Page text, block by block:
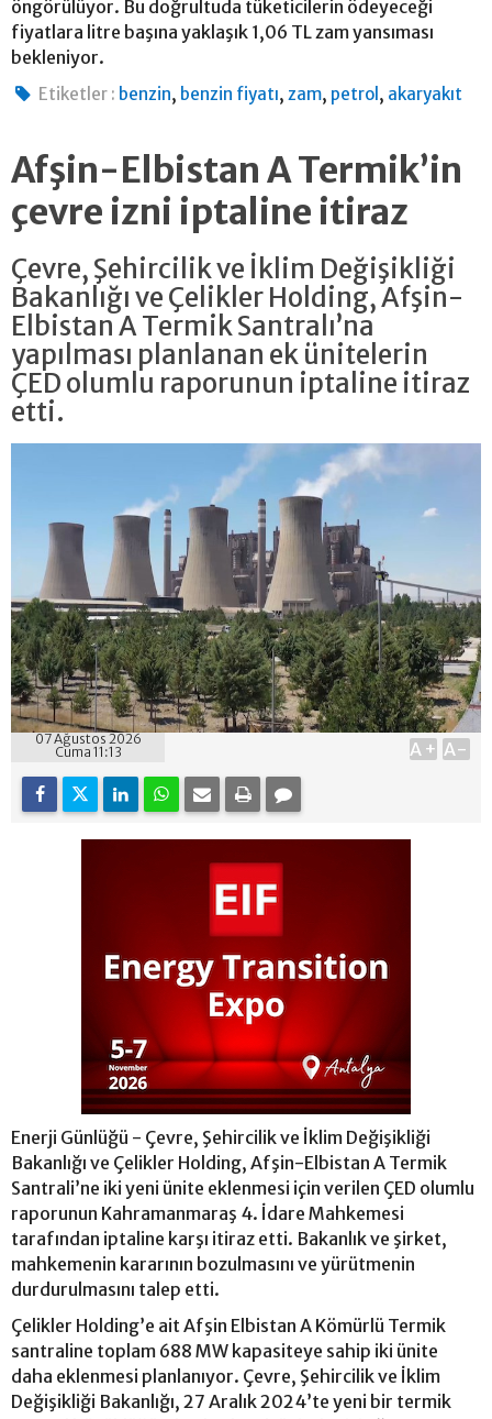
öngörülüyor. Bu doğrultuda tüketicilerin ödeyeceği
fiyatlara litre başına yaklaşık 1,06 TL zam yansıması
bekleniyor.
Etiketler : benzin, benzin fiyatı, zam, petrol , akaryakıt
Afşin-Elbistan A Termik’in
çevre izni iptaline itiraz
Çevre, Şehircilik ve İklim Değişikliği
Bakanlığı ve Çelikler Holding, Afşin-
Elbistan A Termik Santralı’na
yapılması planlanan ek ünitelerin
ÇED olumlu raporunun iptaline itiraz
etti.
07 Ağustos 2026
Cuma 11:13
A+ A-
Enerji Günlüğü - Çevre, Şehircilik ve İklim Değişikliği
Bakanlığı ve Çelikler Holding, Afşin-Elbistan A Termik
Santrali’ne iki yeni ünite eklenmesi için verilen ÇED olumlu
raporunun Kahramanmaraş 4. İdare Mahkemesi
tarafından iptaline karşı itiraz etti. Bakanlık ve şirket,
mahkemenin kararının bozulmasını ve yürütmenin
durdurulmasını talep etti.
Çelikler Holding’e ait Afşin Elbistan A Kömürlü Termik
santraline toplam 688 MW kapasiteye sahip iki ünite
daha eklenmesi planlanıyor. Çevre, Şehircilik ve İklim
Değişikliği Bakanlığı, 27 Aralık 2024’te yeni bir termik